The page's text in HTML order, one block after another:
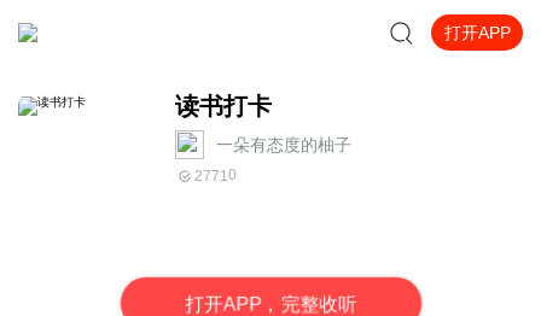
打开APP
读书打卡
一朵有态度的柚子
27710
打开APP，完整收听